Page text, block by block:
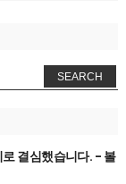
SEARCH
결심했습니다. - 볼